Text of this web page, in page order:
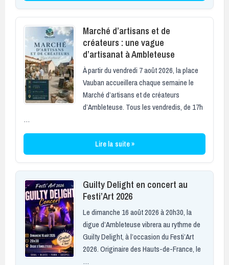
Marché d’artisans et de
créateurs : une vague
d’artisanat à Ambleteuse
À partir du vendredi 7 août 2026, la place
Vauban accueillera chaque semaine le
Marché d’artisans et de créateurs
d’Ambleteuse. Tous les vendredis, de 17h
…
Lire la suite »
Guilty Delight en concert au
Festi’Art 2026
Le dimanche 16 août 2026 à 20h30, la
digue d’Ambleteuse vibrera au rythme de
Guilty Delight, à l’occasion du Festi’Art
2026. Originaire des Hauts-de-France, le
…